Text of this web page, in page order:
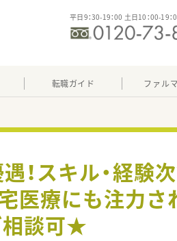
平日9：30-19：00 土日10：00-19
転職ガイド ファル
！スキル・経験
医療にも注力
談可★